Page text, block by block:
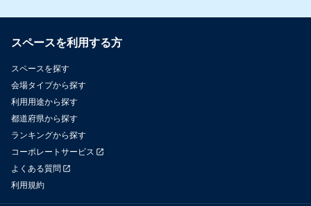
スペースを利用する方
スペースを探す
会場タイプから探す
利用用途から探す
都道府県から探す
ランキングから探す
コーポレートサービス
よくある質問
利用規約